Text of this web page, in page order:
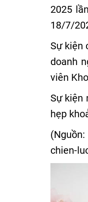
2025
18/7/
Sự kiện
doanh
viên
Sự kiện
hẹp
(Nguồn:
chien-